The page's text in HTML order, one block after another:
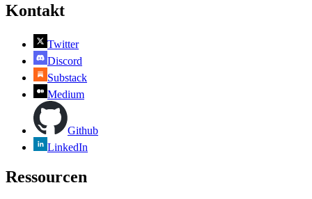
Kontakt
Twitter
Discord
Substack
Medium
Github
LinkedIn
Ressourcen